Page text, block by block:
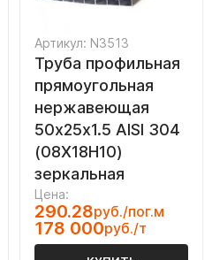
Артикул: N3513
Труба профильная
прямоугольная
нержавеющая
50х25х1.5 AISI 304
(08Х18Н10)
зеркальная
Цена:
290.28руб./пог.м
178 000руб./т